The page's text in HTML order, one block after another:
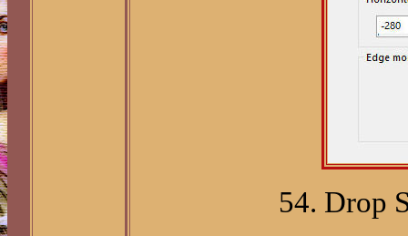
54. Drop